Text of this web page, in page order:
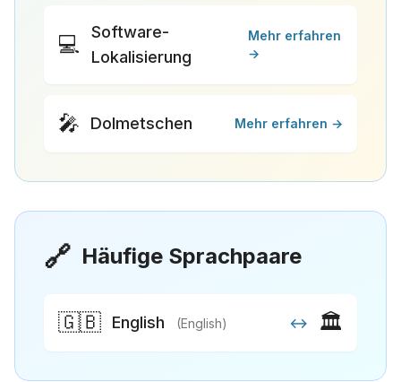
💻
Software-
Lokalisierung
Mehr erfahren
→
🎤 Dolmetschen Mehr erfahren →
🔗 Häufige Sprachpaare
🇬🇧 English (English) ↔ 🏛️